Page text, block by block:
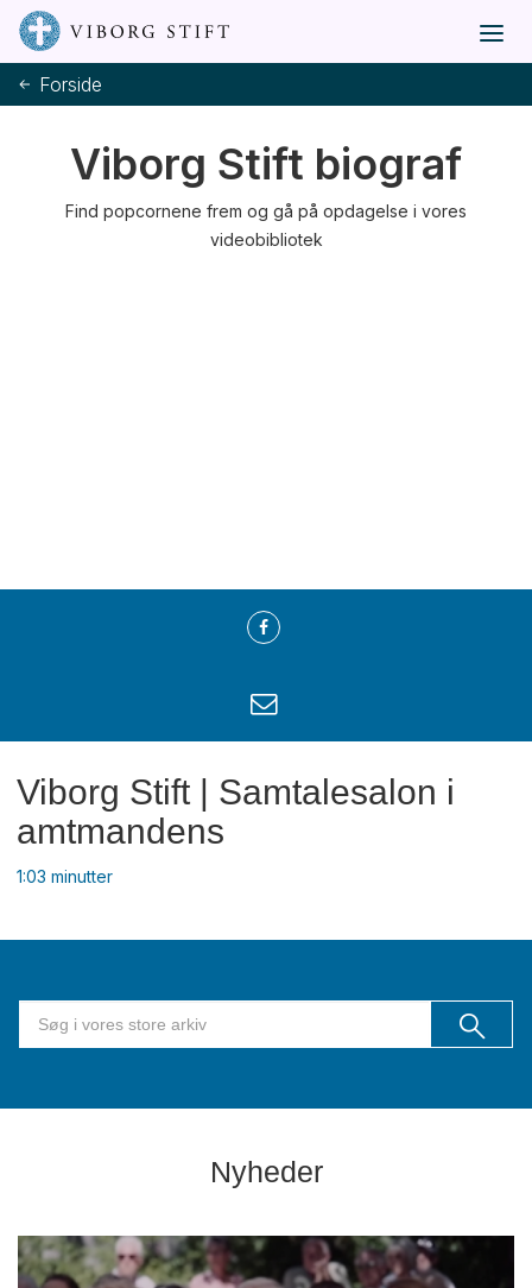
Forside
Viborg Stift biograf
Find popcornene frem og gå på opdagelse i vores
videobibliotek
Viborg Stift | Samtalesalon i
amtmandens
1:03 minutter
Nyheder